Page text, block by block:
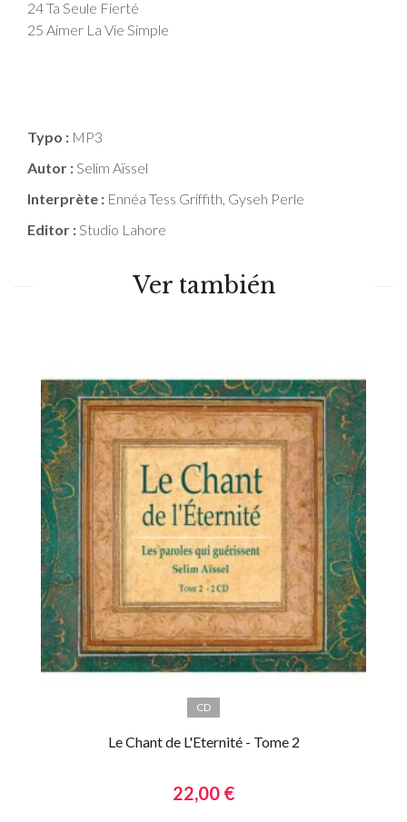
24 Ta Seule Fierté
25 Aimer La Vie Simple
Typo : MP3
Autor :Selim Aïssel
Interprète : Ennéa Tess Griffith, Gyseh Perle
Editor :Studio Lahore
Ver también
CD
Le Chant de L'Eternité - Tome 2
22,00 €